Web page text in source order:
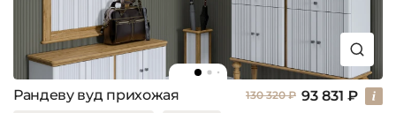
Рандеву вуд прихожая 130 320 ₽ 93 831 ₽